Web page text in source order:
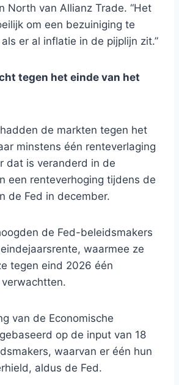
North van Allianz Trade. “Het
om een ​​bezuiniging te
er al inflatie in de pijplijn zit.”
tegen het einde van het
de markten tegen het
minstens één renteverlaging
dat is veranderd in de
een renteverhoging tijdens de
de Fed in december.
de Fed-beleidsmakers
waarmee ze
tegen eind 2026 één
van de Economische
op de input van 18
waarvan er één hun
aldus de Fed.